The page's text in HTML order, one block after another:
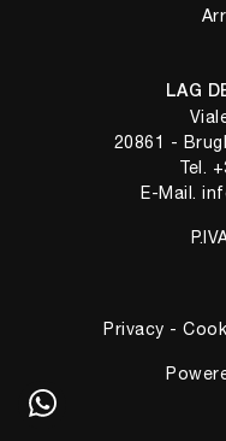
LAG
20861 -
Tel.
E-Mail.
Privacy -